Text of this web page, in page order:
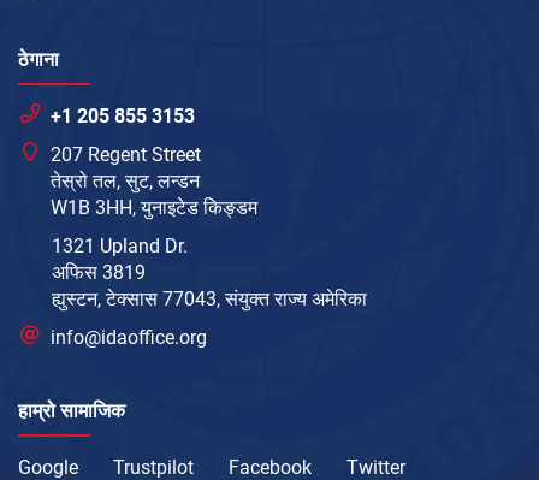
ठेगाना
+1 205 855 3153
207 Regent Street
तेस्रो तल, सुट, लन्डन
W1B 3HH, युनाइटेड किङ्डम
1321 Upland Dr.
अफिस 3819
ह्युस्टन, टेक्सास 77043, संयुक्त राज्य अमेरिका
info@idaoffice.org
हाम्रो सामाजिक
Google Trustpilot Facebook
Twitter